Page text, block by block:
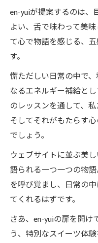
en-yuiが提案するのは、
よい、舌で味わって美
て心で物語を感じる、
す。
慌ただしい日常の中で
なるエネルギー補給と
のレッスンを通して、
そしてそれがもたらす
でしょう。
ウェブサイトに並ぶ美
語られる一つ一つの物
を呼び覚まし、日常の
てくれるはずです。
さあ、en-yuiの扉を開
う、特別なスイーツ体